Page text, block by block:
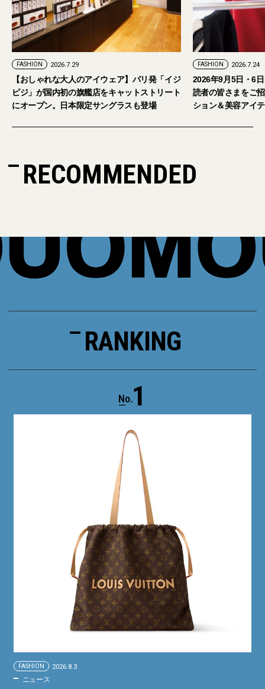
ア】パリ発「イジ
ャットストリート
ラスも登場
2026年9月5日・6日開催。「試着フェス®︎」に
読者の皆さまをご招待。【2026年秋冬ファッ
ション＆美容アイテム試し放題】
RECOMMENDED
RANKING
1
FASHION 2026.8.3
ニュース